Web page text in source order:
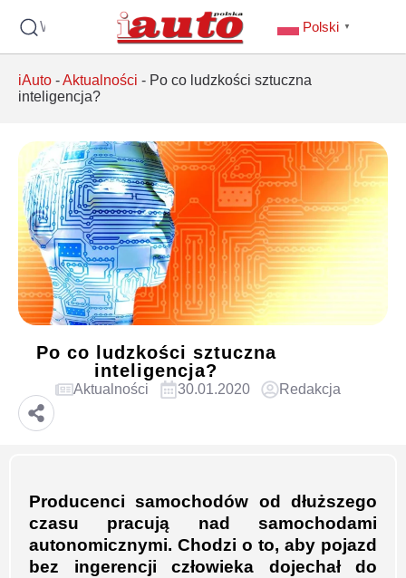
Wyszukaj Polski ▼
iAuto -Aktualności - Po co ludzkości sztuczna
inteligencja?
Po co ludzkości sztuczna
inteligencja?
Aktualności 30.01.2020 Redakcja
Producenci samochodów od dłuższego
czasu pracują nad samochodami
autonomicznymi. Chodzi o to, aby pojazd
bez ingerencji człowieka dojechał do